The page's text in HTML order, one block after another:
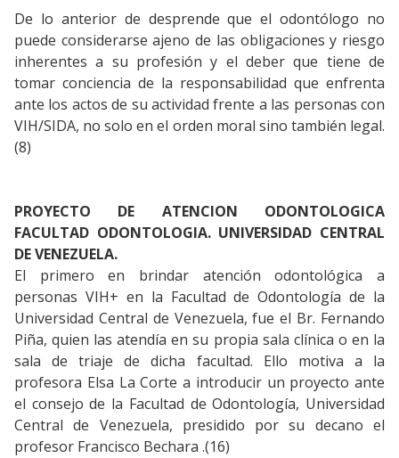
De lo anterior de desprende que el odontólogo no
puede considerarse ajeno de las obligaciones y riesgo
inherentes a su profesión y el deber que tiene de
tomar conciencia de la responsabilidad que enfrenta
ante los actos de su actividad frente a las personas con
VIH/SIDA, no solo en el orden moral sino también legal.
(8)
PROYECTO DE ATENCION ODONTOLOGICA
FACULTAD ODONTOLOGIA. UNIVERSIDAD CENTRAL
DE VENEZUELA.
El primero en brindar atención odontológica a
personas VIH+ en la Facultad de Odontología de la
Universidad Central de Venezuela, fue el Br. Fernando
Piña, quien las atendía en su propia sala clínica o en la
sala de triaje de dicha facultad. Ello motiva a la
profesora Elsa La Corte a introducir un proyecto ante
el consejo de la Facultad de Odontología, Universidad
Central de Venezuela, presidido por su decano el
profesor Francisco Bechara .(16)